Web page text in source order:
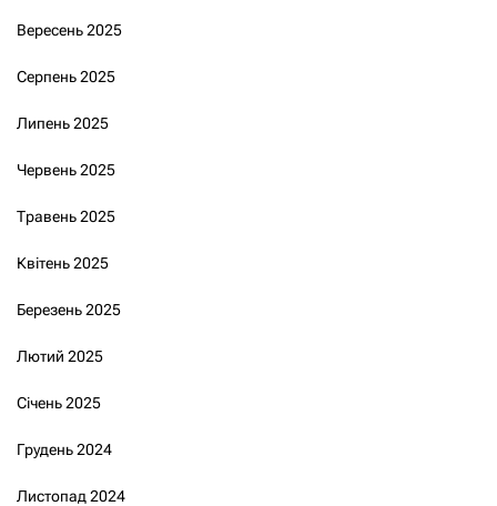
Вересень 2025
Серпень 2025
Липень 2025
Червень 2025
Травень 2025
Квітень 2025
Березень 2025
Лютий 2025
Січень 2025
Грудень 2024
Листопад 2024